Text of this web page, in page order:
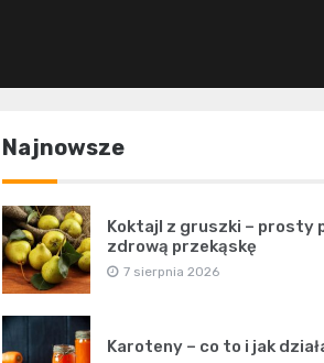
Najnowsze
Koktajl z gruszki – prosty
zdrową przekąskę
7 sierpnia 2026
Karoteny – co to i jak